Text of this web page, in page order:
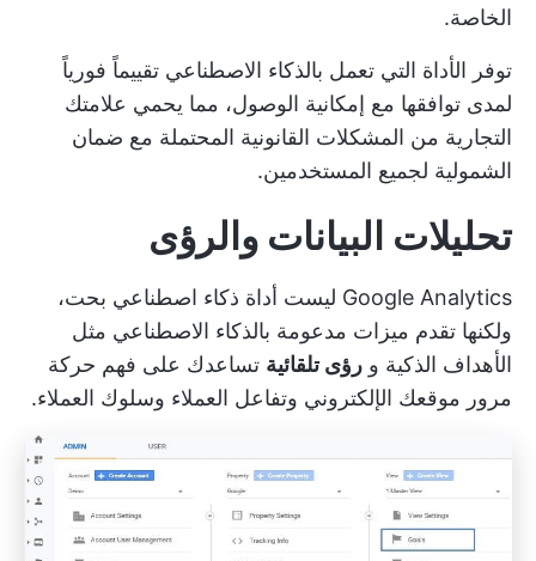
الخاصة.
توفر الأداة التي تعمل بالذكاء الاصطناعي تقييماً فورياً
لمدى توافقها مع إمكانية الوصول، مما يحمي علامتك
التجارية من المشكلات القانونية المحتملة مع ضمان
الشمولية لجميع المستخدمين.
تحليلات البيانات والرؤى
Google Analytics ليست أداة ذكاء اصطناعي بحت،
ولكنها تقدم ميزات مدعومة بالذكاء الاصطناعي مثل
الأهداف الذكية و رؤى تلقائية تساعدك على فهم حركة
مرور موقعك الإلكتروني وتفاعل العملاء وسلوك العملاء.